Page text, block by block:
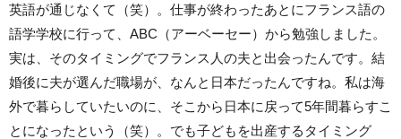
英語が通じなくて（笑）。仕事が終わったあとにフランス語の
語学学校に行って、ABC（アーベーセー）から勉強しました。
実は、そのタイミングでフランス人の夫と出会ったんです。結
婚後に夫が選んだ職場が、なんと日本だったんですね。私は海
外で暮らしていたいのに、そこから日本に戻って5年間暮らすこ
とになったという（笑）。でも子どもを出産するタイミング